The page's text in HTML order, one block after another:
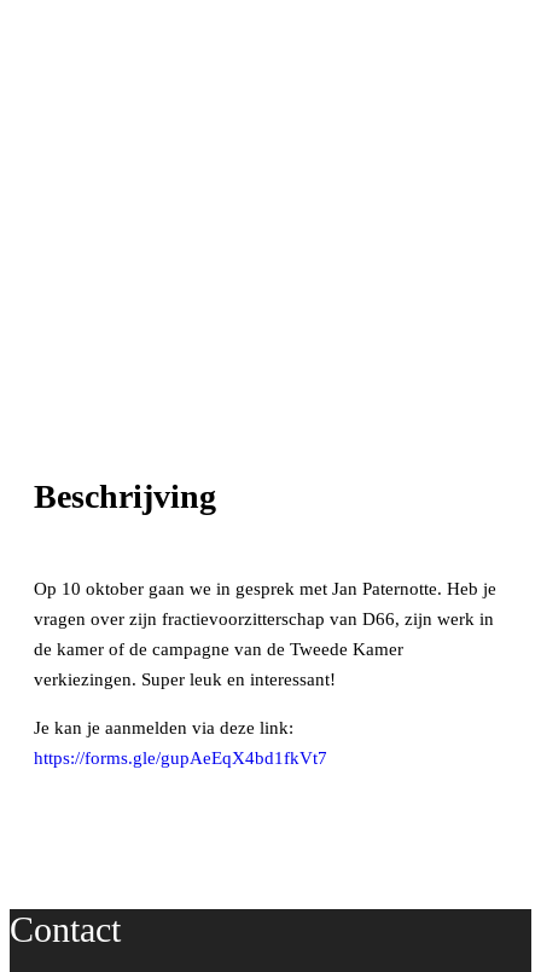
Beschrijving
Op 10 oktober gaan we in gesprek met Jan Paternotte. Heb je
vragen over zijn fractievoorzitterschap van D66, zijn werk in
de kamer of de campagne van de Tweede Kamer
verkiezingen. Super leuk en interessant!
Je kan je aanmelden via deze link:
https://forms.gle/gupAeEqX4bd1fkVt7
Contact